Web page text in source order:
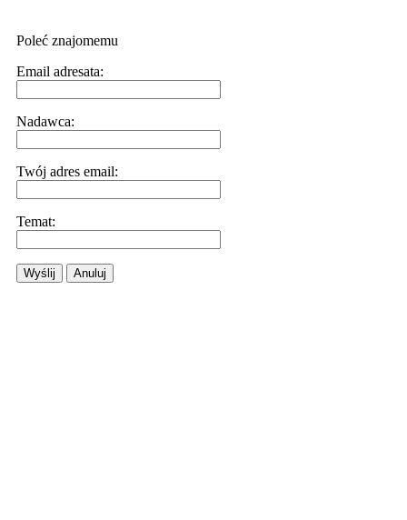
Poleć znajomemu
Email adresata:
Nadawca:
Twój adres email:
Temat:
Wyślij Anuluj